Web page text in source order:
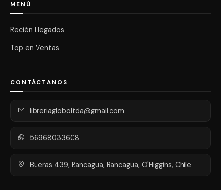
MENÚ
Recién Llegados
Top en Ventas
CONTÁCTANOS
libreriagloboltda@gmail.com
56968033608
Bueras 439, Rancagua, Rancagua, O'Higgins, Chile